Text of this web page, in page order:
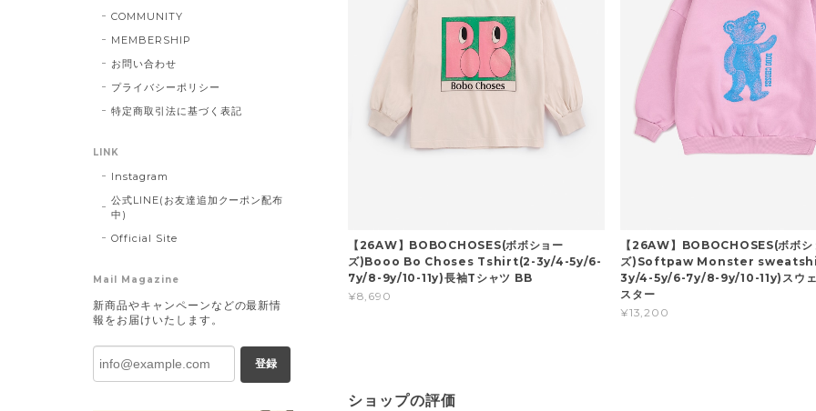
【26AW】BOBOCHOSES(ボボショー
ズ)Booo Bo Choses Tshirt(2-3y/4-5y/6-
7y/8-9y/10-11y)長袖Tシャツ BB
¥8,690
【26AW】BOBOCHOSES(ボボシ
ズ)Softpaw Monster
3y/4-5y/6-7y/8-9y/10-11y)スウェ
スター
¥13,200
ショップの評価
COMMUNITY
MEMBERSHIP
お問い合わせ
プライバシーポリシー
特定商取引法に基づく表記
LINK
Instagram
公式LINE(お友達追加クーポン配布
中)
Official Site
Mail Magazine
新商品やキャンペーンなどの最新情
報をお届けいたします。
登録